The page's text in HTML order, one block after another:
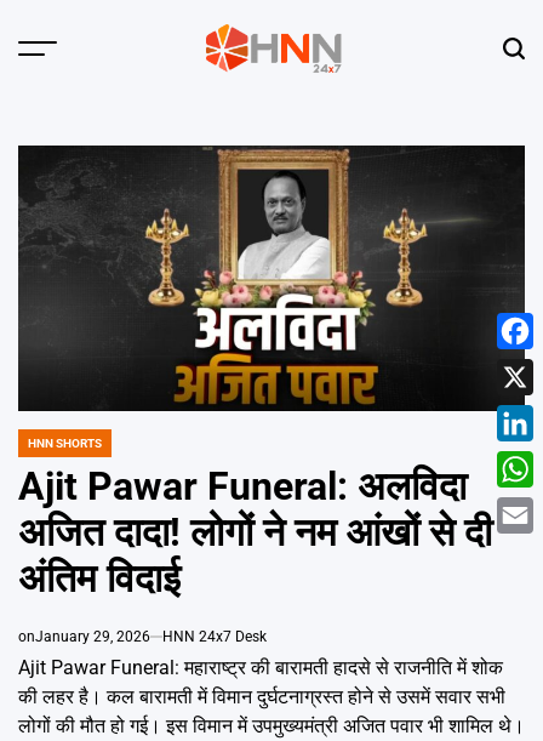
Menu
POSTED
HNN SHORTS
Ajit Pawar Funeral: अलविदा
अजित दादा! लोगों ने नम आंखों से दी
अंतिम विदाई
onJanuary 29, 2026 HNN 24x7 Desk
Ajit Pawar Funeral: महाराष्ट्र की बारामती हादसे से राजनीति में शोक
की लहर है। कल बारामती में विमान दुर्घटनाग्रस्त होने से उसमें सवार सभी
लोगों की मौत हो गई। इस विमान में उपमुख्यमंत्री अजित पवार भी शामिल थे।
X